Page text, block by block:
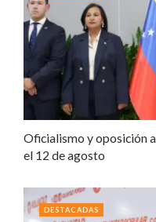
Oficialismo y oposición
el 12 de agosto
DESTACADAS